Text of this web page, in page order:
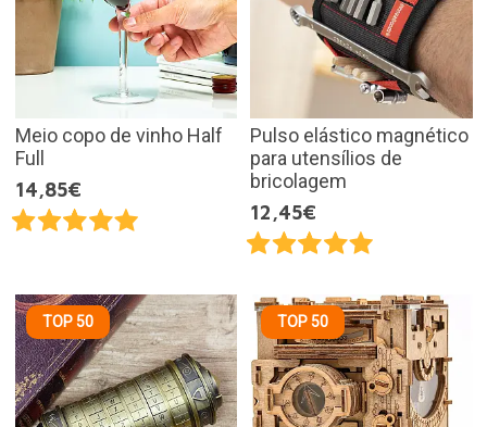
Meio copo de vinho Half
Full
14,85€
Pulso elástico magnético
para utensílios de
bricolagem
12,45€
TOP 50 TOP 50